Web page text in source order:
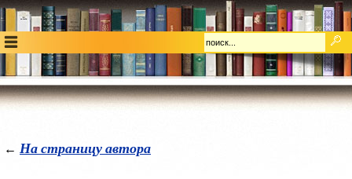
← На страницу автора